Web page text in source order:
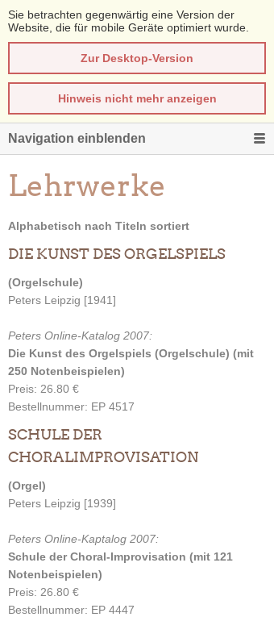
Sie betrachten gegenwärtig eine Version der
Website, die für mobile Geräte optimiert wurde.
Zur Desktop-Version
Hinweis nicht mehr anzeigen
Navigation einblenden
Lehrwerke
Alphabetisch nach Titeln sortiert
DIE KUNST DES ORGELSPIELS
(Orgelschule)
Peters Leipzig [1941]
Peters Online-Katalog 2007:
Die Kunst des Orgelspiels (Orgelschule) (mit
250 Notenbeispielen)
Preis: 26.80 €
Bestellnummer: EP 4517
SCHULE DER
CHORALIMPROVISATION
(Orgel)
Peters Leipzig [1939]
Peters Online-Kaptalog 2007:
Schule der Choral-Improvisation (mit 121
Notenbeispielen)
Preis: 26.80 €
Bestellnummer: EP 4447